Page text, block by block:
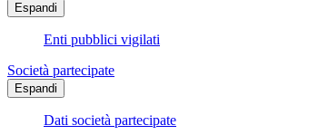
Espandi
Enti pubblici vigilati
Società partecipate
Espandi
Dati società partecipate